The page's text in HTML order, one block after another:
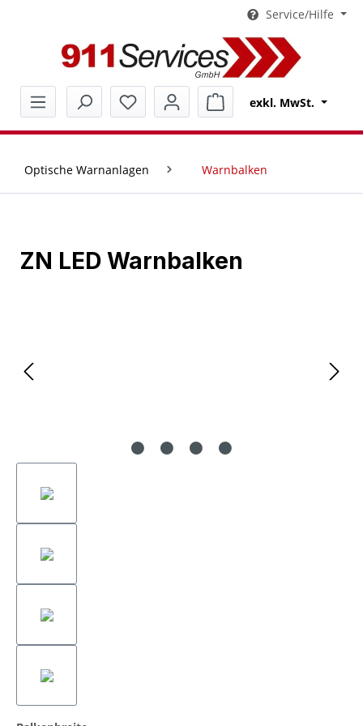
Service/Hilfe
Warenkorb enthält 0
exkl. MwSt.
Optische Warnanlagen Warnbalken
ZN LED Warnbalken